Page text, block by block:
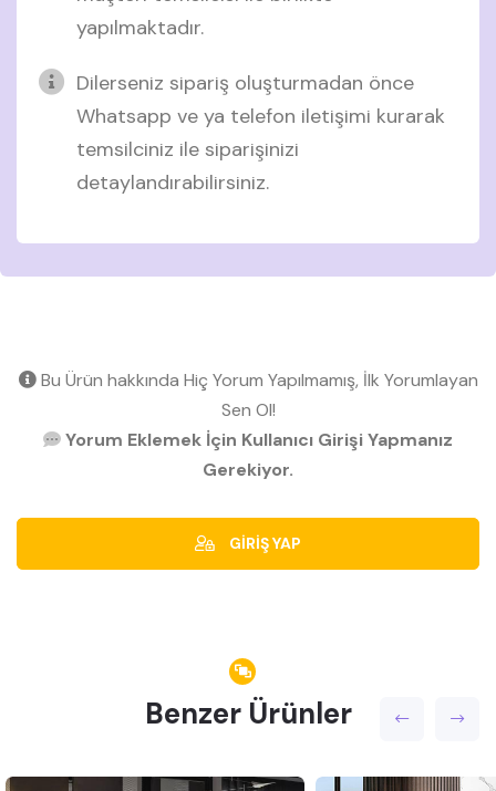
yapılmaktadır.
Dilerseniz sipariş oluşturmadan önce
Whatsapp ve ya telefon iletişimi kurarak
temsilciniz ile siparişinizi
detaylandırabilirsiniz.
Bu Ürün hakkında Hiç Yorum Yapılmamış, İlk Yorumlayan
Sen Ol!
Yorum Eklemek İçin Kullanıcı Girişi Yapmanız
Gerekiyor.
GİRİŞ YAP
Benzer Ürünler